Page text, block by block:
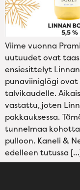
Viime vuonna
uutuudet ovat taas
ensiesittelyt
punaviiniglögi
talvikaudelle.
vastattu, joten
pakkauksessa.
tunnelmaa
pulloon. Kaneli &
edelleen tutussa